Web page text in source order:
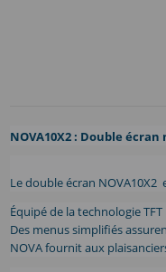
NOVA10X2 : Double
Le double écran
Équipé de la technologie
Des menus simplifiés
NOVA fournit aux